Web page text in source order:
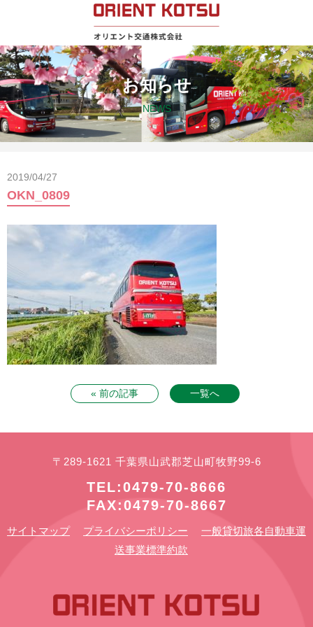
お知らせ
NEWS
2019/04/27
OKN_0809
« 前の記事 一覧へ
〒289-1621 千葉県山武郡芝山町牧野99-6
TEL:0479-70-8666
FAX:0479-70-8667
サイトマップ プライバシーポリシー
一般貸切旅各自動車運
送事業標準約款